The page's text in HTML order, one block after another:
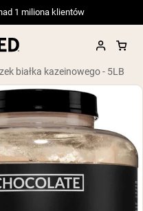
1 miliona klientów
białka kazeinowego - 5LB